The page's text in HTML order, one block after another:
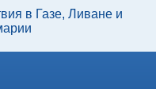
в Газе, Ливане и